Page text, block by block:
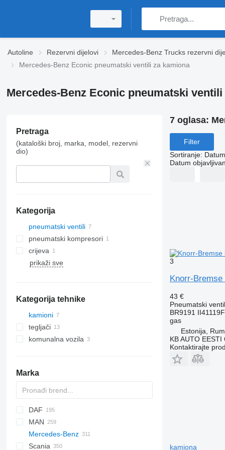
Autoline Rezervni dijelovi Mercedes-Benz Trucks rezervni
Mercedes-Benz Econic pneumatski ventili za kamiona
Mercedes-Benz Econic pneumatski
Pretraga
(kataloški broj, marka, model, rezervni
dio)
Kategorija
pneumatski ventili
pneumatski kompresori
crijeva
prikaži sve
Kategorija tehnike
kamioni
tegljači
komunalna vozila
Marka
DAF
CF
LF
XF
F-MAX
EuroCargo
EuroStar
Eurorider
MAN
A-series
F90
Mercedes-Benz
A-Class
Canter
Magnum
Scania
7 oglasa:
Filter
Sortiranje:
Datum
3
Knorr-
43 €
Pneumatski ventil
BR9191
gas
Estonija,
KB AUTO EESTI
Kontaktirajte
kamiona